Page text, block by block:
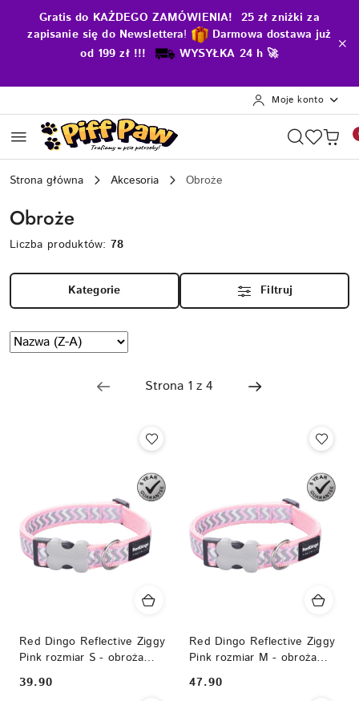
Przejdź do treści głównej
Przejdź do wyszukiwarki
Przejdź do moje konto
Przejdź do menu głównego
Przejdź do stopki
Gratis do KAŻDEGO ZAMÓWIENIA! 25 zł zniżki za
zapisanie się do Newslettera! Darmowa dostawa już
od 199 zł !!!
WYSYŁKA 24 h 🚀
Moje konto
Strona główna Akcesoria Obroże
Obroże
Liczba produktów:78
Kategorie Filtruj
Zastosowano
sortowanie:
Sortuj
według
Red Dingo Reflective Ziggy
Pink rozmiar S - obroża
odblaskowa
Cena:
39.90
Red Dingo Reflective Ziggy
Pink rozmiar M - obroża
odblaskowa
Cena:
47.90